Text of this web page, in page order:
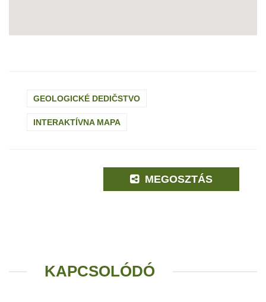
GEOLOGICKÉ DEDIČSTVO
INTERAKTÍVNA MAPA
MEGOSZTÁS
KAPCSOLÓDÓ